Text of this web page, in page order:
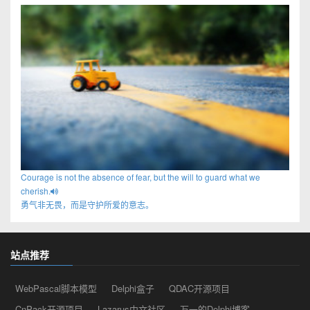
Courage is not the absence of fear, but the will to guard what we
cherish.
勇气非无畏，而是守护所爱的意志。
站点推荐
WebPascal脚本模型 Delphi盒子
QDAC开源项目